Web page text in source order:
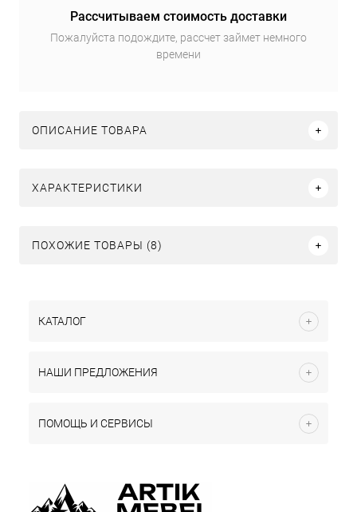
Рассчитываем стоимость доставки
Пожалуйста подождите, рассчет займет немного
времени
ОПИСАНИЕ ТОВАРА
ХАРАКТЕРИСТИКИ
ПОХОЖИЕ ТОВАРЫ (8)
КАТАЛОГ
НАШИ ПРЕДЛОЖЕНИЯ
ПОМОЩЬ И СЕРВИСЫ